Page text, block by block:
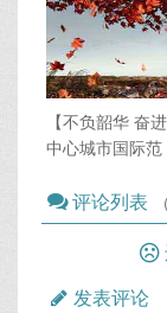
【不负韶华 奋
中心城市国际范
评论列表
发表评论